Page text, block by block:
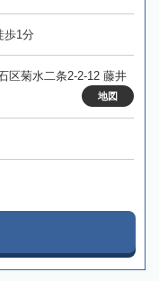
歩1分
区菊水二条2-2-12 藤井
地図